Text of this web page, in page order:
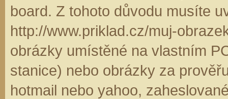
board. Z tohoto důvodu musíte
http://www.priklad.cz/muj-
obrázky umístěné na vlastním
stanice) nebo obrázky za
hotmail nebo yahoo,